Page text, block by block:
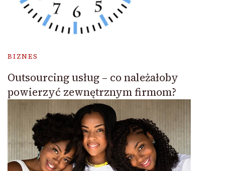
BIZNES
Outsourcing usług – co należałoby
powierzyć zewnętrznym firmom?